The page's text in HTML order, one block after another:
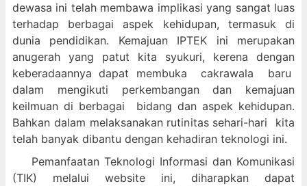
dewasa ini telah membawa implikasi yang sangat luas
terhadap berbagai aspek kehidupan, termasuk di
dunia pendidikan. Kemajuan IPTEK ini merupakan
anugerah yang patut kita syukuri, kerena dengan
keberadaannya dapat membuka cakrawala baru
dalam mengikuti perkembangan dan kemajuan
keilmuan di berbagai bidang dan aspek kehidupan.
Bahkan dalam melaksanakan rutinitas sehari-hari kita
telah banyak dibantu dengan kehadiran teknologi ini.
Pemanfaatan Teknologi Informasi dan Komunikasi
(TIK) melalui website ini, diharapkan dapat